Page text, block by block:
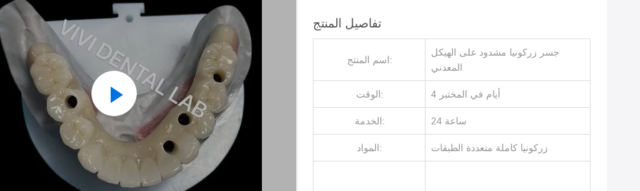
تفاصيل المنتج
اسم المنتج:
جسر زركونيا مشدود على الهيكل
المعدني
الوقت: 4 أيام في المختبر
الخدمة: 24 ساعة
المواد: زركونيا كاملة متعددة الطبقات